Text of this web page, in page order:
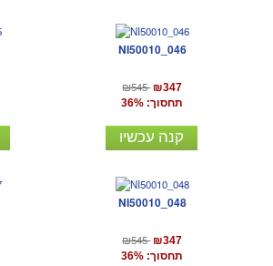
NI50010_046
₪545 ₪347
תחסוך: 36%
קנה עכשיו
NI50010_048
₪545 ₪347
תחסוך: 36%